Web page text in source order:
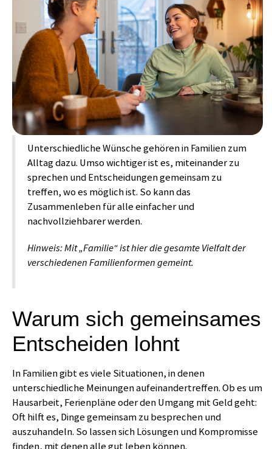
Unterschiedliche Wünsche gehören in Familien zum
Alltag dazu. Umso wichtiger ist es, miteinander zu
sprechen und Entscheidungen gemeinsam zu
treffen, wo es möglich ist. So kann das
Zusammenleben für alle einfacher und
nachvollziehbarer werden.
Hinweis:Mit „Familie“ ist hier die gesamte Vielfalt der
verschiedenen Familienformen gemeint.
Warum sich gemeinsames
Entscheiden lohnt
In Familien gibt es viele Situationen, in denen
unterschiedliche Meinungen aufeinandertreffen. Ob es um
Hausarbeit, Ferienpläne oder den Umgang mit Geld geht:
Oft hilft es, Dinge gemeinsam zu besprechen und
auszuhandeln. So lassen sich Lösungen und Kompromisse